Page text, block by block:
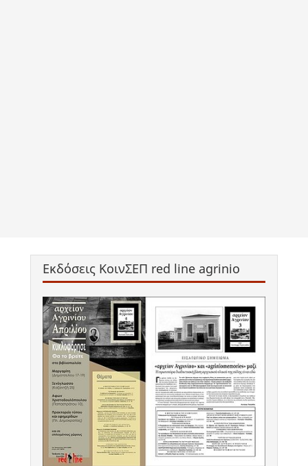
Εκδόσεις ΚοινΣΕΠ red line agrinio